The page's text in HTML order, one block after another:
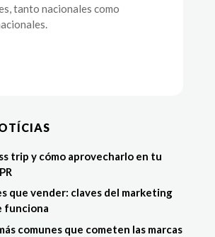
tanto nacionales como
trip y cómo aprovecharlo en tu
que vender: claves del marketing
funciona
comunes que cometen las marcas